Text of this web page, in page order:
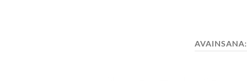
AVAINSANA: